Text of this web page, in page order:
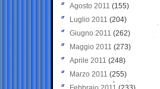
Agosto 2011 (155)
Luglio 2011 (204)
Giugno 2011 (262)
Maggio 2011 (273)
Aprile 2011 (248)
Marzo 2011 (255)